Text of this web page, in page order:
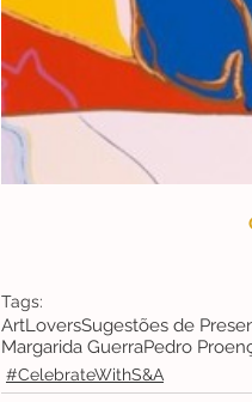
Tags:
ArtLoversSugestões de
Margarida GuerraPedro
#CelebrateWithS&A